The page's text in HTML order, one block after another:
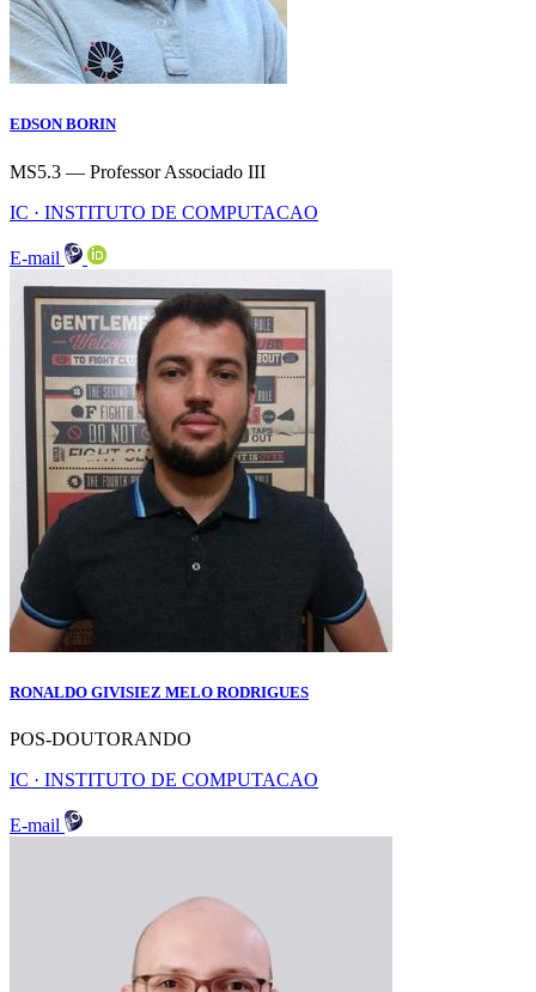
EDSON BORIN
MS5.3 — Professor Associado III
IC · INSTITUTO DE COMPUTACAO
E-mail
RONALDO GIVISIEZ MELO RODRIGUES
POS-DOUTORANDO
IC · INSTITUTO DE COMPUTACAO
E-mail